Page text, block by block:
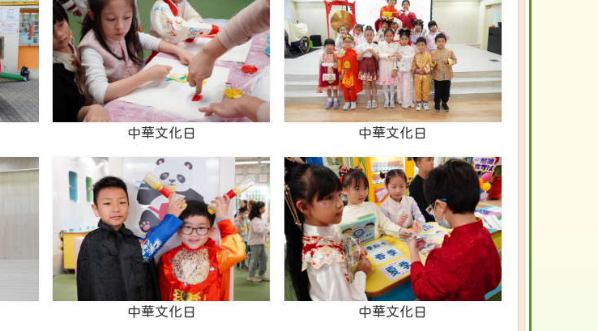
中華文化日 中華文化日
中華文化日 中華文化日